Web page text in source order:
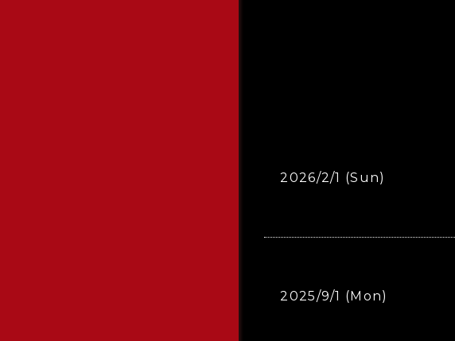
2026/2/1 (Sun)
2025/9/1 (Mon)